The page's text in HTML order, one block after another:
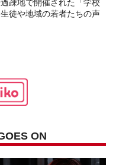
疎地で開催された「学校
徒や地域の若者たちの声
ON